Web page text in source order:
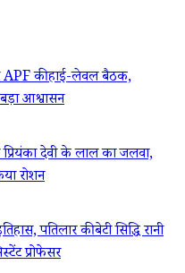
APF की हाई-लेवल बैठक,
आश्वासन
देवी के लाल का जलवा,
रोशन
पतिलार की बेटी सिद्धि रानी
प्रोफेसर